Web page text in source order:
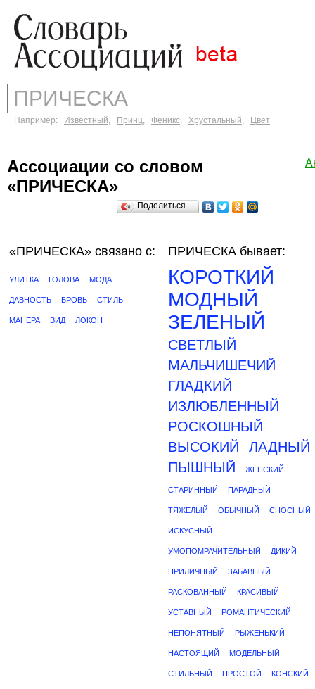
Например: Известный, Принц, Феникс, Хрустальный, Цвет
Ассоциации со словом
«ПРИЧЕСКА»
Поделиться…
«ПРИЧЕСКА» связано с:
УЛИТКА ГОЛОВА МОДА
ДАВНОСТЬ БРОВЬ СТИЛЬ
МАНЕРА ВИД ЛОКОН
ПРИЧЕСКА бывает:
КОРОТКИЙ
МОДНЫЙ
ЗЕЛЕНЫЙ
СВЕТЛЫЙ
МАЛЬЧИШЕЧИЙ
ГЛАДКИЙ
ИЗЛЮБЛЕННЫЙ
РОСКОШНЫЙ
ВЫСОКИЙ
ЛАДНЫЙ
ПЫШНЫЙ
ЖЕНСКИЙ
СТАРИННЫЙ ПАРАДНЫЙ
ТЯЖЕЛЫЙ ОБЫЧНЫЙ СНОСНЫЙ
ИСКУСНЫЙ
УМОПОМРАЧИТЕЛЬНЫЙ ДИКИЙ
ПРИЛИЧНЫЙ ЗАБАВНЫЙ
РАСКОВАННЫЙ КРАСИВЫЙ
УСТАВНЫЙ РОМАНТИЧЕСКИЙ
НЕПОНЯТНЫЙ РЫЖЕНЬКИЙ
НАСТОЯЩИЙ МОДЕЛЬНЫЙ
СТИЛЬНЫЙ ПРОСТОЙ КОНСКИЙ